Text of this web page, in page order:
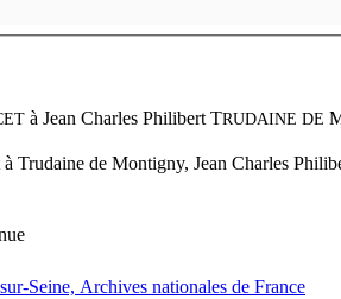
à Jean Charles Philibert TRUDAINE DE
Trudaine de Montigny, Jean Charles
Seine, Archives nationales de France